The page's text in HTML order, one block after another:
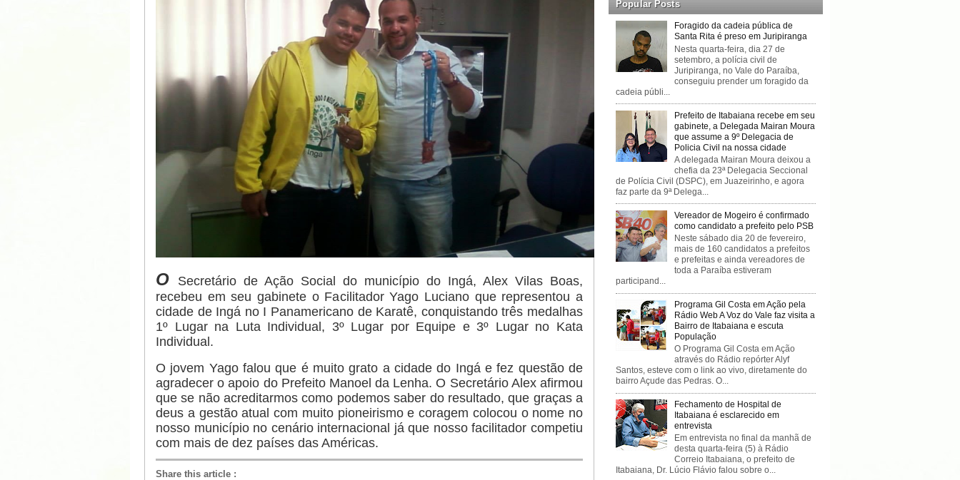
O
Secretário de Ação Social do município do Ingá, Alex Vilas Boas,
recebeu em seu gabinete o Facilitador Yago Luciano que representou a
cidade de Ingá no I Panamericano de Karatê, conquistando três medalhas
1º Lugar na Luta Individual, 3º Lugar por Equipe e 3º Lugar no Kata
Individual.
O jovem Yago falou que é muito grato a cidade do Ingá e fez questão de
agradecer o apoio do Prefeito Manoel da Lenha. O Secretário Alex afirmou
que se não acreditarmos como podemos saber do resultado, que graças a
deus a gestão atual com muito pioneirismo e coragem colocou o nome no
nosso município no cenário internacional já que nosso facilitador competiu
com mais de dez países das Américas.
Share this article :
Popular Posts
Foragido da cadeia pública de
Santa Rita é preso em Juripiranga
Nesta quarta-feira, dia 27 de
setembro, a polícia civil de
Juripiranga, no Vale do Paraíba,
conseguiu prender um foragido da
cadeia públi...
Prefeito de Itabaiana recebe em seu
gabinete, a Delegada Mairan Moura
que assume a 9º Delegacia de
Policia Civil na nossa cidade
A delegada Mairan Moura deixou a
chefia da 23ª Delegacia Seccional
de Polícia Civil (DSPC), em Juazeirinho, e agora
faz parte da 9ª Delega...
Vereador de Mogeiro é confirmado
como candidato a prefeito pelo PSB
Neste sábado dia 20 de fevereiro,
mais de 160 candidatos a prefeitos
e prefeitas e ainda vereadores de
toda a Paraíba estiveram
participand...
Programa Gil Costa em Ação pela
Rádio Web A Voz do Vale faz visita a
Bairro de Itabaiana e escuta
População
O Programa Gil Costa em Ação
através do Rádio repórter Alyf
Santos, esteve com o link ao vivo, diretamente do
bairro Açude das Pedras. O...
Fechamento de Hospital de
Itabaiana é esclarecido em
entrevista
Em entrevista no final da manhã de
desta quarta-feira (5) à Rádio
Correio Itabaiana, o prefeito de
Itabaiana, Dr. Lúcio Flávio falou sobre o...